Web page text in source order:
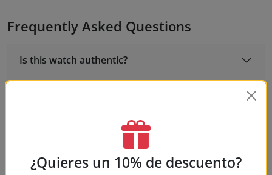
Frequently Asked Questions
Is this watch authentic?
How long does shipping take?
What is your return policy?
¿Quieres un 10% de descuento?